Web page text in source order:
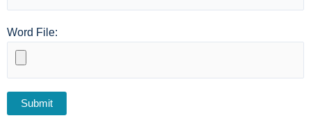
Word File: